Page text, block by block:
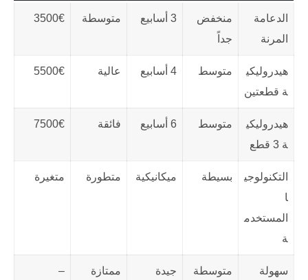
الدعامة
المرنة
منخفض
جداً
3 أسابيع متوسطة 3500€
هيدروليكي
ة قطعتين
متوسط 4 أسابيع عالية 5500€
هيدروليكي
ة 3 قطع
متوسط 6 أسابيع فائقة 7500€
التكنولوجي
ا
المستخدم
ة
بسيطة ميكانيكية متطورة متغيرة
سهولة
متوسطة جيدة ممتازة –